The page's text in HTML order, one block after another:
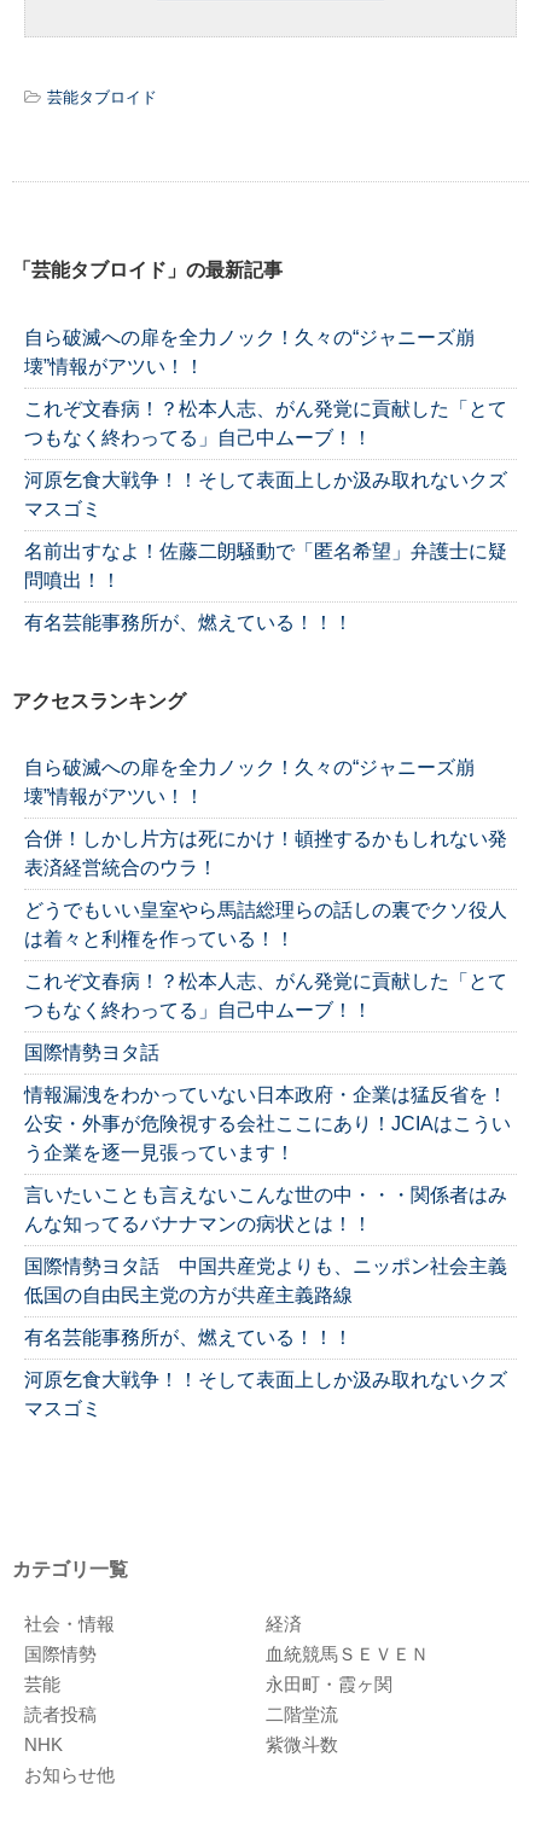
芸能タブロイド
「芸能タブロイド」の最新記事
自ら破滅への扉を全力ノック！久々の“ジャニーズ崩
壊”情報がアツい！！
これぞ文春病！？松本人志、がん発覚に貢献した「とて
つもなく終わってる」自己中ムーブ！！
河原乞食大戦争！！そして表面上しか汲み取れないクズ
マスゴミ
名前出すなよ！佐藤二朗騒動で「匿名希望」弁護士に疑
問噴出！！
有名芸能事務所が、燃えている！！！
アクセスランキング
自ら破滅への扉を全力ノック！久々の“ジャニーズ崩
壊”情報がアツい！！
合併！しかし片方は死にかけ！頓挫するかもしれない発
表済経営統合のウラ！
どうでもいい皇室やら馬詰総理らの話しの裏でクソ役人
は着々と利権を作っている！！
これぞ文春病！？松本人志、がん発覚に貢献した「とて
つもなく終わってる」自己中ムーブ！！
国際情勢ヨタ話
情報漏洩をわかっていない日本政府・企業は猛反省を！
公安・外事が危険視する会社ここにあり！JCIAはこうい
う企業を逐一見張っています！
言いたいことも言えないこんな世の中・・・関係者はみ
んな知ってるバナナマンの病状とは！！
国際情勢ヨタ話 中国共産党よりも、ニッポン社会主義
低国の自由民主党の方が共産主義路線
有名芸能事務所が、燃えている！！！
河原乞食大戦争！！そして表面上しか汲み取れないクズ
マスゴミ
カテゴリ一覧
社会・情報
経済
国際情勢
血統競馬ＳＥＶＥＮ
芸能
永田町・霞ヶ関
読者投稿
二階堂流
NHK
紫微斗数
お知らせ他